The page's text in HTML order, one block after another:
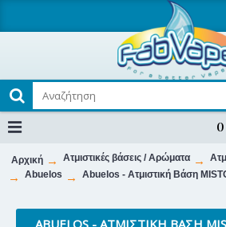
0
Αρχική Ατμιστικές βάσεις / Αρώματα
Abuelos
Abuelos - Ατμιστική Βάση
ABUELOS - ΑΤΜΙΣΤΙΚΉ ΒΆΣΗ